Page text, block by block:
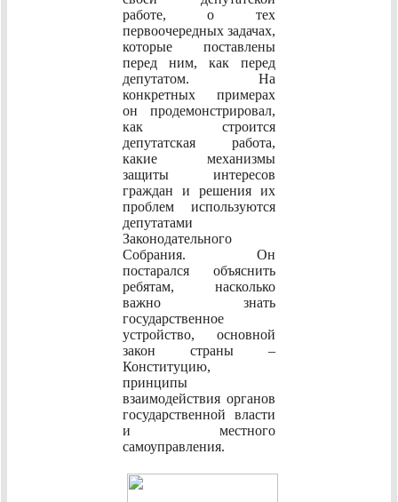
работе, о тех
первоочередных задачах,
которые поставлены
перед ним, как перед
депутатом. На
конкретных примерах
он продемонстрировал,
как строится
депутатская работа,
какие механизмы
защиты интересов
граждан и решения их
проблем используются
депутатами
Законодательного
Собрания. Он
постарался объяснить
ребятам, насколько
важно знать
государственное
устройство, основной
закон страны –
Конституцию,
принципы
взаимодействия органов
государственной власти
и местного
самоуправления.